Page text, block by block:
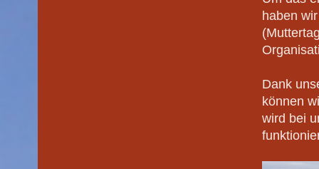
haben
Dank
können
wird bei